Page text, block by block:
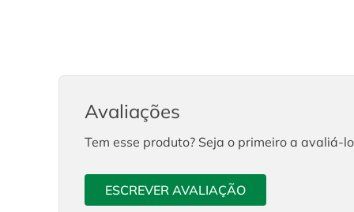
Avaliações
Tem esse produto? Seja o primeiro a avaliá-
ESCREVER AVALIAÇÃO